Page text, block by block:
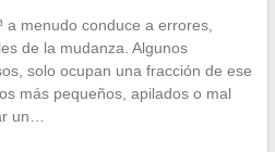
a menudo conduce a errores,
de la mudanza. Algunos
solo ocupan una fracción de ese
más pequeños, apilados o mal
un…